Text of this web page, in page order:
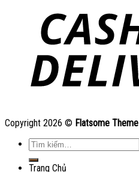
Copyright 2026 © Flatsome Theme
Tìm
kiếm:
Trang Chủ